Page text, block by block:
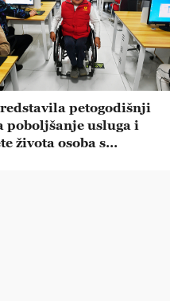
petogodišnji
poboljšanje usluga i
života osoba s